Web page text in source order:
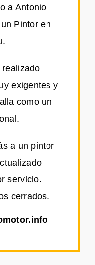
a Antonio
Pintor en
realizado
exigentes y
como un
a un pintor
servicio.
cerrados.